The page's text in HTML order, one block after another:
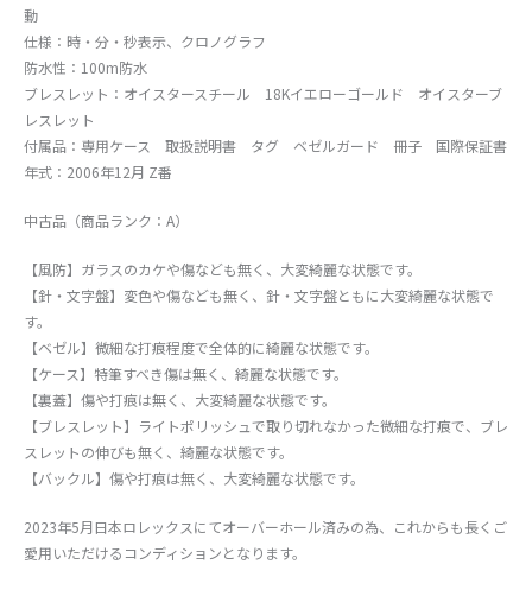
動
仕様：時・分・秒表示、クロノグラフ
防水性：100m防水
ブレスレット：オイスタースチール 18Kイエローゴールド オイスターブ
レスレット
付属品：専用ケース 取扱説明書 タグ ベゼルガード 冊子 国際保証書
年式：2006年12月 Z番
中古品（商品ランク：A）
【風防】ガラスのカケや傷なども無く、大変綺麗な状態です。
【針・文字盤】変色や傷なども無く、針・文字盤ともに大変綺麗な状態で
す。
【ベゼル】微細な打痕程度で全体的に綺麗な状態です。
【ケース】特筆すべき傷は無く、綺麗な状態です。
【裏蓋】傷や打痕は無く、大変綺麗な状態です。
【ブレスレット】ライトポリッシュで取り切れなかった微細な打痕で、ブレ
スレットの伸びも無く、綺麗な状態です。
【バックル】傷や打痕は無く、大変綺麗な状態です。
2023年5月日本ロレックスにてオーバーホール済みの為、これからも長くご
愛用いただけるコンディションとなります。